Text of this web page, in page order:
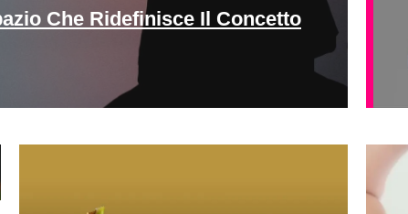
Che Ridefinisce Il Concetto